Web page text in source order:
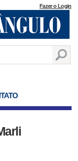
Fazer o Login